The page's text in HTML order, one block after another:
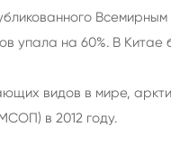
упала на 60%. В
видов в мире,
в 2012 году.